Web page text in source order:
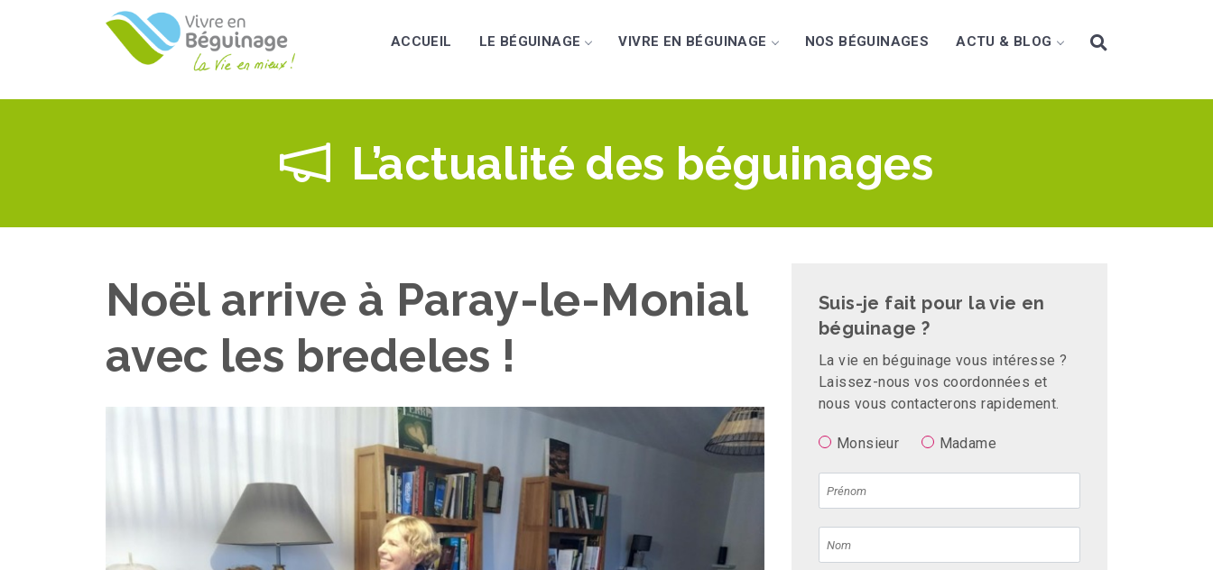
ACCUEIL LE BÉGUINAGE VIVRE EN BÉGUINAGE NOS BÉGUINAGES ACTU & BLOG
L’actualité des béguinages
Noël arrive à Paray-le-Monial
avec les bredeles !
Suis-je fait pour la vie en
béguinage ?
La vie en béguinage vous intéresse ?
Laissez-nous vos coordonnées et
nous vous contacterons rapidement.
Monsieur Madame